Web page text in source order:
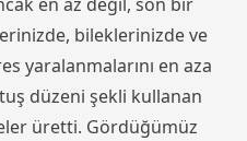
bileklerinizde ve
yaralanmalarını en aza
düzeni şekli kullanan
üretti. Gördüğümüz